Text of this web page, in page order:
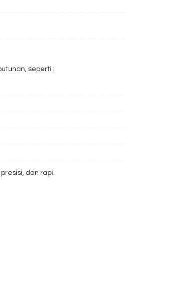
seperti :
dan rapi.